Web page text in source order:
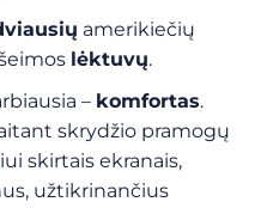
amerikiečių
lėktuvų.
– komfortas.
skrydžio pramogų
skirtais ekranais,
užtikrinančius